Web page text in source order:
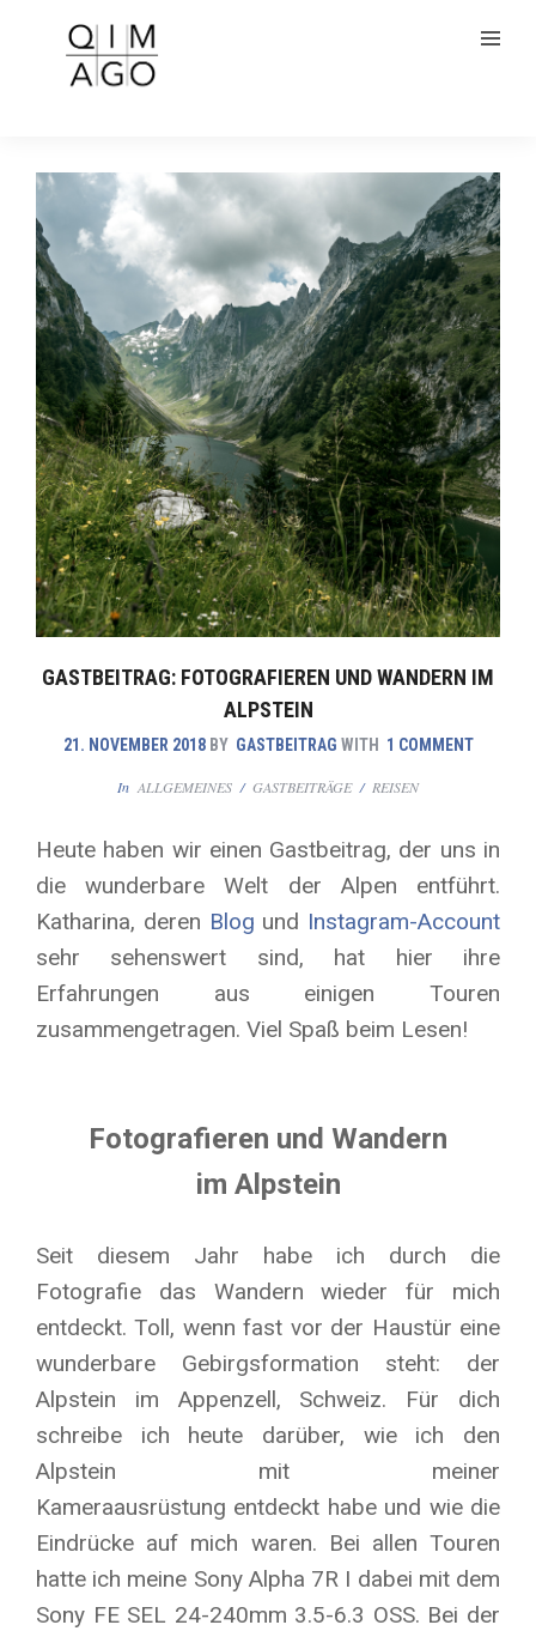
GASTBEITRAG: FOTOGRAFIEREN UND WANDERN IM
ALPSTEIN
21. NOVEMBER 2018 BY GASTBEITRAG WITH 1 COMMENT
In ALLGEMEINES / GASTBEITRÄGE/ REISEN
Heute haben wir einen Gastbeitrag, der uns in
die wunderbare Welt der Alpen entführt.
Katharina, deren Blog und Instagram-Account
sehr sehenswert sind, hat hier ihre
Erfahrungen aus einigen Touren
zusammengetragen. Viel Spaß beim Lesen!
Fotografieren und Wandern
im Alpstein
Seit diesem Jahr habe ich durch die
Fotografie das Wandern wieder für mich
entdeckt. Toll, wenn fast vor der Haustür eine
wunderbare Gebirgsformation steht: der
Alpstein im Appenzell, Schweiz. Für dich
schreibe ich heute darüber, wie ich den
Alpstein mit meiner
Kameraausrüstung entdeckt habe und wie die
Eindrücke auf mich waren. Bei allen Touren
hatte ich meine Sony Alpha 7R I dabei mit dem
Sony FE SEL 24-240mm 3.5-6.3 OSS. Bei der